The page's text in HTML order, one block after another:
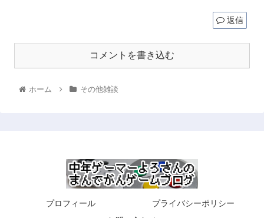
返信
コメントを書き込む
ホーム その他雑談
プロフィール
プライバシーポリシー